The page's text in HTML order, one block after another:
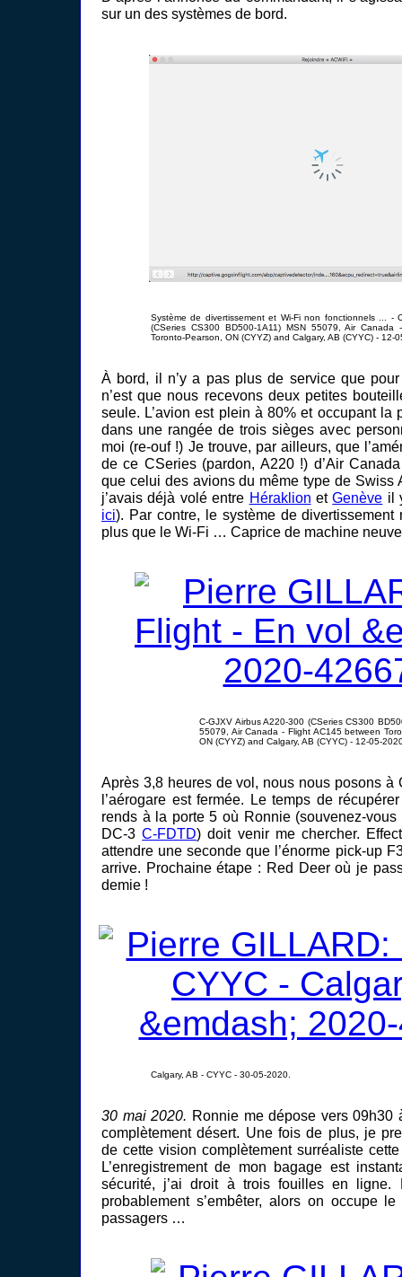
sur un des systèmes de bord.
Système de divertissement et Wi-Fi non fonctionnels ... -
(CSeries CS300 BD500-1A11) MSN 55079, Air Canada
Toronto-Pearson, ON (CYYZ) and Calgary, AB (CYYC) - 12-
À bord, il n’y a pas plus de service que
n’est que nous recevons deux petites
seule. L’avion est plein à 80% et occupant la
dans une rangée de trois sièges avec
moi (re-ouf !) Je trouve, par ailleurs, que
de ce CSeries (pardon, A220 !) d’Air
que celui des avions du même type de Swiss
j’avais déjà volé entre Héraklion etGenève il
ici). Par contre, le système de divertissement
plus que le Wi-Fi … Caprice de machine
C-GJXV Airbus A220-300 (CSeries CS300
55079, Air Canada - Flight AC145 between
ON (CYYZ) and Calgary, AB (CYYC) - 12-05-
Après 3,8 heures de vol, nous nous posons à
l’aérogare est fermée. Le temps de
rends à la porte 5 où Ronnie (souvenez-
DC-3C-FDTD) doit venir me chercher.
attendre une seconde que l’énorme pick-up
arrive. Prochaine étape : Red Deer où je
demie !
Calgary, AB - CYYC - 30-05-2020.
30 mai 2020. Ronnie me dépose vers 09h30
complètement désert. Une fois de plus, je
de cette vision complètement surréaliste
L’enregistrement de mon bagage est
sécurité, j’ai droit à trois fouilles en ligne.
probablement s’embêter, alors on occupe
passagers …